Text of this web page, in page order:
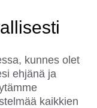
kunnes olet
ehjänä ja
kaikkien